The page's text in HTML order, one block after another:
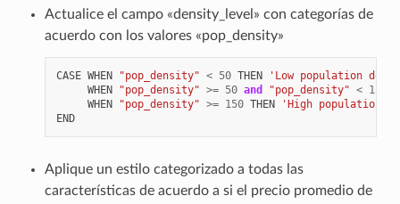
Actualice el campo «density_level» con categorías de
acuerdo con los valores «pop_density»
CASE WHEN "pop_density" < 50 THEN
'Low population
WHEN
"pop_density" >= 50 and "pop_density" < 150
WHEN
"pop_density" >= 150 THEN
'High population
END
Aplique un estilo categorizado a todas las
características de acuerdo a si el precio promedio de